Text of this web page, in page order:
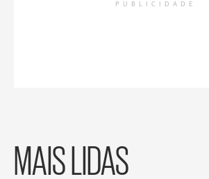
PUBLICIDADE
MAIS LIDAS